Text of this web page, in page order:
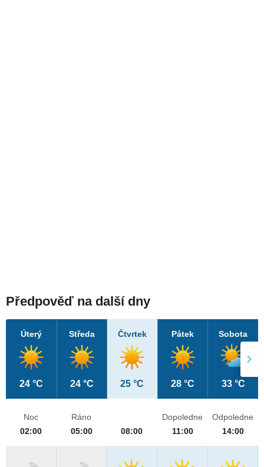
Předpověď na další dny
Úterý
24 °C
Středa
24 °C
Čtvrtek
25 °C
Pátek
28 °C
Sobota
33 °C
Noc
02:00
Ráno
05:00
08:00
Dopoledne
11:00
Odpoledne
14:00